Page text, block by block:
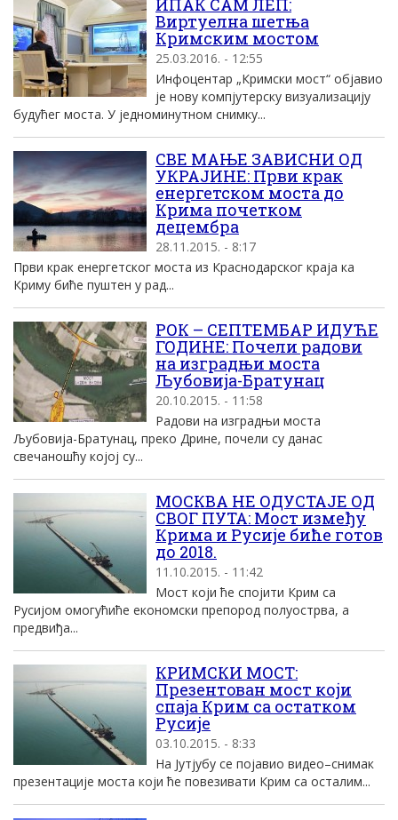
ИПАК САМ ЛЕП:
Виртуелна шетња
Кримским мостом
25.03.2016. - 12:55
Инфоцентар „Кримски мост“ објавио
је нову компјутерску визуализацију
будућег моста. У једноминутном снимку...
СВЕ МАЊЕ ЗАВИСНИ ОД
УКРАЈИНЕ: Први крак
енергетском моста до
Крима почетком
децембра
28.11.2015. - 8:17
Први крак енергетског моста из Краснодарског краја ка
Криму биће пуштен у рад...
РОК – СЕПТЕМБАР ИДУЋЕ
ГОДИНЕ: Почели радови
на изградњи моста
Љубовија-Братунац
20.10.2015. - 11:58
Радови на изградњи моста
Љубовија-Братунац, преко Дрине, почели су данас
свечаношћу којој су...
МОСКВА НЕ ОДУСТАЈЕ ОД
СВОГ ПУТА: Мост између
Крима и Русије биће готов
до 2018.
11.10.2015. - 11:42
Мост који ће спојити Крим са
Русијом омогућиће економски препород полуострва, а
предвиђа...
КРИМСКИ МОСТ:
Презентoван мост који
спаја Крим са остатком
Русије
03.10.2015. - 8:33
На Јутјубу се појавио видео–снимак
презентације моста који ће повезивати Крим са осталим...